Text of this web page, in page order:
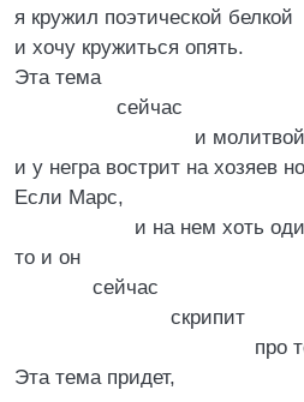
я кружил поэтической белкой
и хочу кружиться опять.
Эта тема
сейчас
и молитвой у
и у негра вострит на хозяев
Если Марс,
и на нем хоть один
то и он
сейчас
скрипит
про то
Эта тема придет,